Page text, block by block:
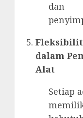
dan
dalam
Alat
Setiap